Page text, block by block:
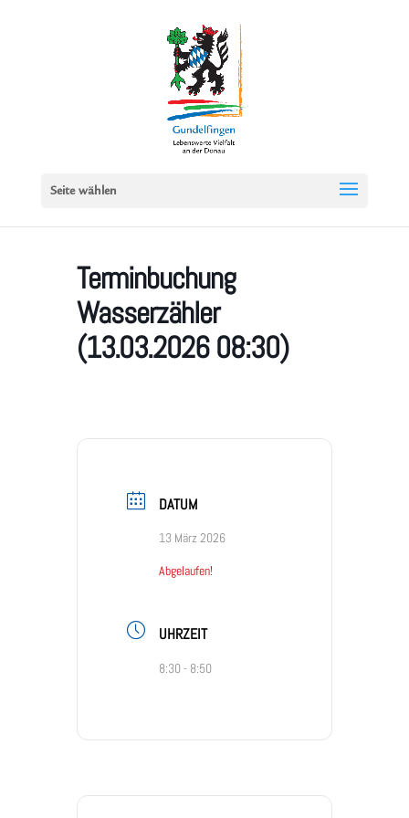
Seite wählen
Terminbuchung
Wasserzähler
(13.03.2026 08:30)
DATUM
13 März 2026
Abgelaufen!
UHRZEIT
8:30 - 8:50